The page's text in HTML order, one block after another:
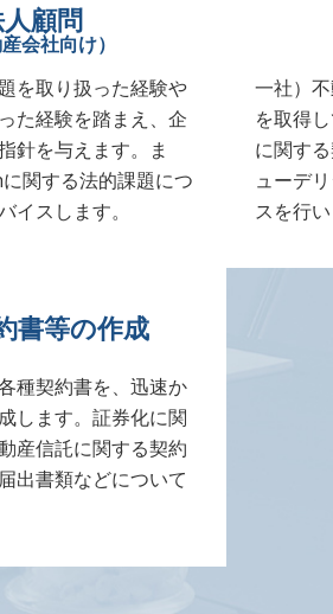
顧問
産会社向け）
を取り扱った経験や
た経験を踏まえ、企
針を与えます。ま
関する法的課題につ
イスします。
一社）
を取得
に関す
ューデ
スを行い
書等の作成
種契約書を、迅速か
します。証券化に関
産信託に関する契約
出書類などについて